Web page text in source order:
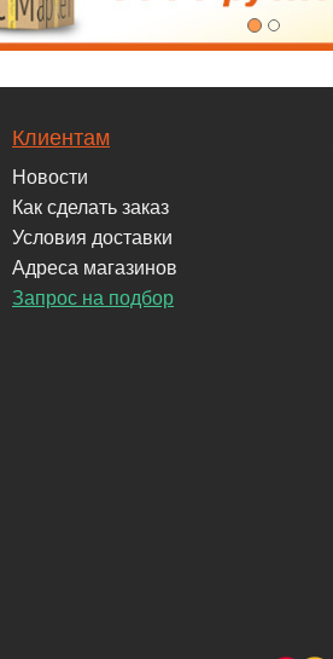
Клиентам
Новости
Как сделать заказ
Условия доставки
Адреса магазинов
Запрос на подбор